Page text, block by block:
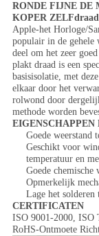
RONDE FIJNE DE
KOPER
Apple-het Horloge/
populair in de gehele
deel om het zeer
plakt draad is een
basisisolatie, met
elkaar door het
rolwond door
methode worden
EIGENSCHAPPEN
Goede weerstand
Geschikt voor
temperatuur en
Goede chemische
Opmerkelijk
Lage het solderen
CERTIFICATEN
ISO 9001-2000, ISO
RoHS-Ontmoete